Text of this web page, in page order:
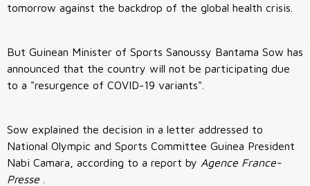
tomorrow against the backdrop of the global health crisis.
But Guinean Minister of Sports Sanoussy Bantama Sow has
announced that the country will not be participating due
to a "resurgence of COVID-19 variants".
Sow explained the decision in a letter addressed to
National Olympic and Sports Committee Guinea President
Nabi Camara, according to a report by Agence France-
Presse